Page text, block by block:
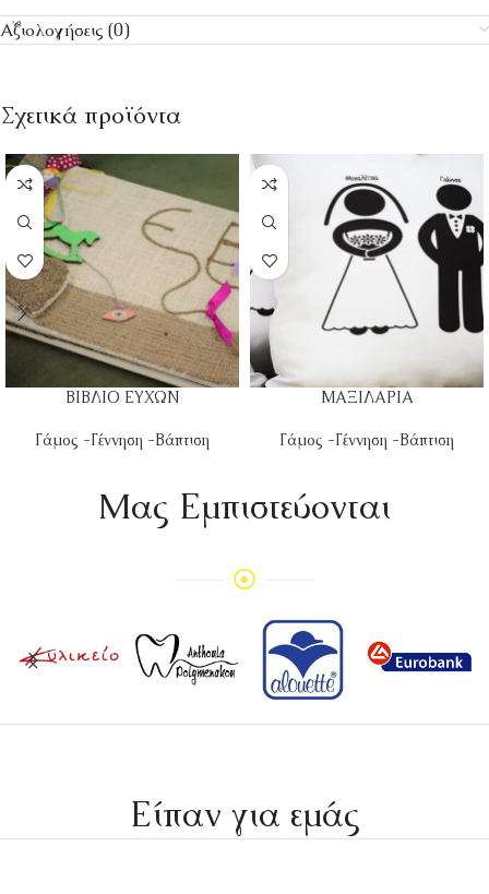
Αξιολογήσεις (0)
Σχετικά προϊόντα
ΒΙΒΛΙΟ ΕΥΧΩΝ
Γάμος -Γέννηση -Βάπτιση
ΜΑΞΙΛΑΡΙΑ
Γάμος -Γέννηση -Βάπτιση
Mας Εμπιστεύονται
Είπαν για εμάς